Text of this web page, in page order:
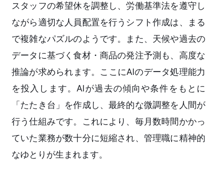
スタッフの希望休を調整し、労働基準法を遵守し
ながら適切な人員配置を行うシフト作成は、まる
で複雑なパズルのようです。また、天候や過去の
データに基づく食材・商品の発注予測も、高度な
推論が求められます。ここにAIのデータ処理能力
を投入します。AIが過去の傾向や条件をもとに
「たたき台」を作成し、最終的な微調整を人間が
行う仕組みです。これにより、毎月数時間かかっ
ていた業務が数十分に短縮され、管理職に精神的
なゆとりが生まれます。